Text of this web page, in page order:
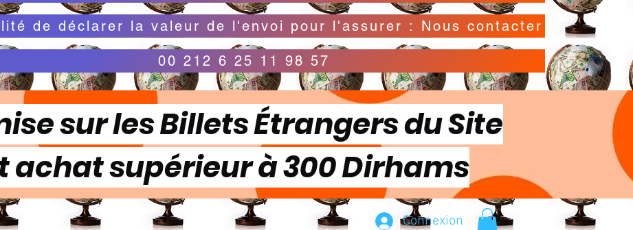
Possibilité de déclarer la valeur de l'envoi pour l'assurer : Nous contacter
00 212 6 25 11 98 57
sur les Billets Étrangers du Site
achat supérieur à 300 Dirhams
Connexion